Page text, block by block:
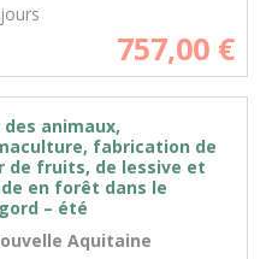
757,00 €
des animaux,
fabrication de
de fruits, de lessive et
en forêt dans le
– été
Aquitaine